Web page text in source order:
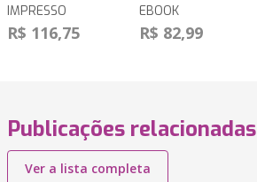
IMPRESSO
R$ 116,75
EBOOK
R$ 82,99
Publicações relacionadas
Ver a lista completa